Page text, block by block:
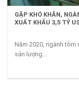
GẶP KHÓ KHĂN,
XUẤT KHẨU 3,5 TỶ
Năm 2020, ngành tôm
sản lượng...